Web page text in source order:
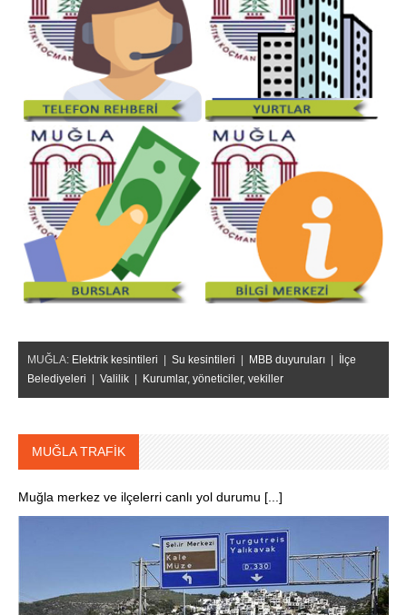
MUĞLA: Elektrik kesintileri Su kesintileri MBB duyuruları
İlçe
Belediyeleri
Valilik Kurumlar, yöneticiler, vekiller
MUĞLA TRAFİK
Muğla merkez ve ilçelerri canlı yol durumu [...]